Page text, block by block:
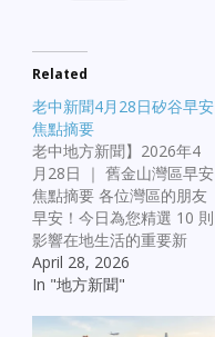
Related
老中新聞4月28日矽谷早安
焦點摘要
老中地方新聞】2026年4
月28日 ｜ 舊金山灣區早安
焦點摘要 各位灣區的朋友
早安！今日為您精選 10 則
影響在地生活的重要新
聞： 【治安與公眾安全】
奧克蘭正面發展： 市府慶
並表示將全力維持此勢
April 28, 2026
In "地方新聞"